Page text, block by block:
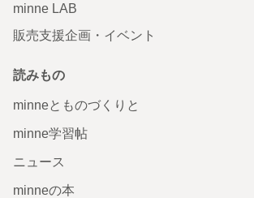
minne LAB
販売支援企画・イベント
読みもの
minneとものづくりと
minne学習帖
ニュース
minneの本